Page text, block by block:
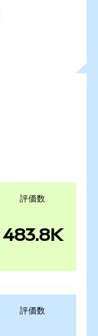
評価数
483.8K
評価数